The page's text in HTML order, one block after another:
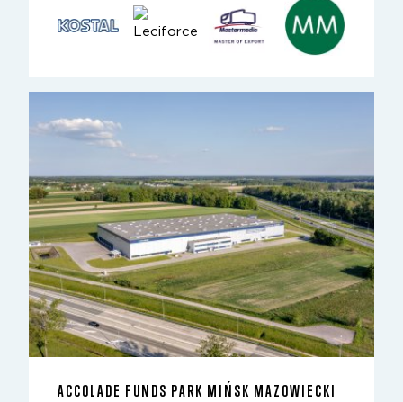
ACCOLADE FUNDS PARK MIŃSK MAZOWIECKI